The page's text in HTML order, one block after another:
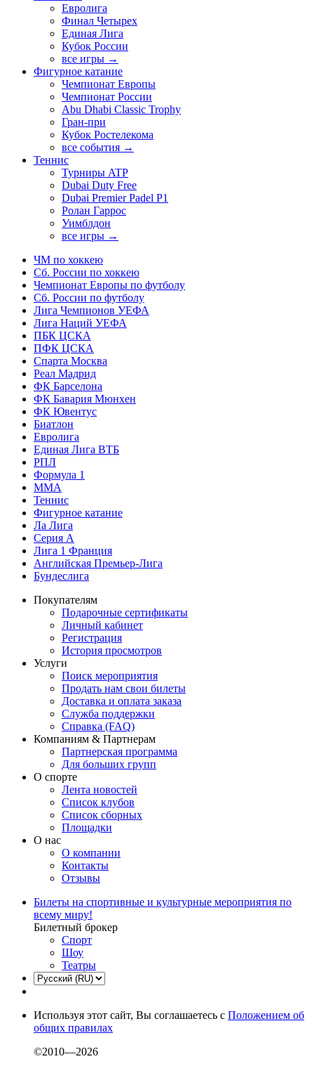
Евролига
Финал Четырех
Единая Лига
Кубок России
все игры →
Фигурное катание
Чемпионат Европы
Чемпионат России
Abu Dhabi Classic Trophy
Гран-при
Кубок Ростелекома
все события →
Теннис
Турниры ATP
Dubai Duty Free
Dubai Premier Padel P1
Ролан Гаррос
Уимблдон
все игры →
ЧМ по хоккею
Сб. России по хоккею
Чемпионат Европы по футболу
Сб. России по футболу
Лига Чемпионов УЕФА
Лига Наций УЕФА
ПБК ЦСКА
ПФК ЦСКА
Спарта Москва
Реал Мадрид
ФК Барселона
ФК Бавария Мюнхен
ФК Ювентус
Биатлон
Евролига
Единая Лига ВТБ
РПЛ
Формула 1
MMA
Теннис
Фигурное катание
Ла Лига
Серия А
Лига 1 Франция
Английская Премьер-Лига
Бундеслига
Покупателям
Подарочные сертификаты
Личный кабинет
Регистрация
История просмотров
Услуги
Поиск мероприятия
Продать нам свои билеты
Доставка и оплата заказа
Служба поддержки
Справка (FAQ)
Компаниям & Партнерам
Партнерская программа
Для больших групп
О спорте
Лента новостей
Список клубов
Список сборных
Площадки
О нас
О компании
Контакты
Отзывы
Билеты на спортивные и культурные мероприятия по
всему миру!
Билетный брокер
Спорт
Шоу
Театры
Используя этот сайт, Вы соглашаетесь с Положением об
общих правилах
©2010—2026